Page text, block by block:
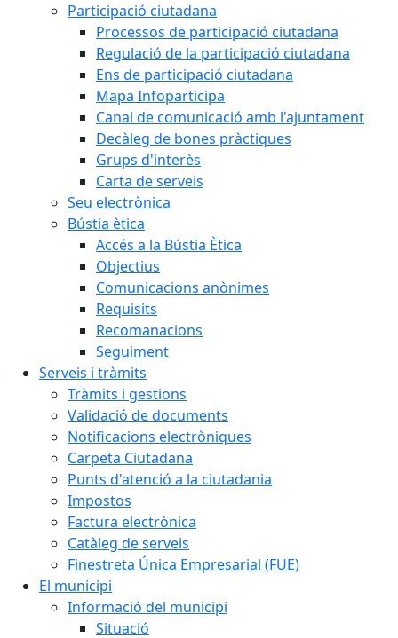
Participació ciutadana
Processos de participació ciutadana
Regulació de la participació ciutadana
Ens de participació ciutadana
Mapa Infoparticipa
Canal de comunicació amb l'ajuntament
Decàleg de bones pràctiques
Grups d'interès
Carta de serveis
Seu electrònica
Bústia ètica
Accés a la Bústia Ètica
Objectius
Comunicacions anònimes
Requisits
Recomanacions
Seguiment
Serveis i tràmits
Tràmits i gestions
Validació de documents
Notificacions electròniques
Carpeta Ciutadana
Punts d'atenció a la ciutadania
Impostos
Factura electrònica
Catàleg de serveis
Finestreta Única Empresarial (FUE)
El municipi
Informació del municipi
Situació